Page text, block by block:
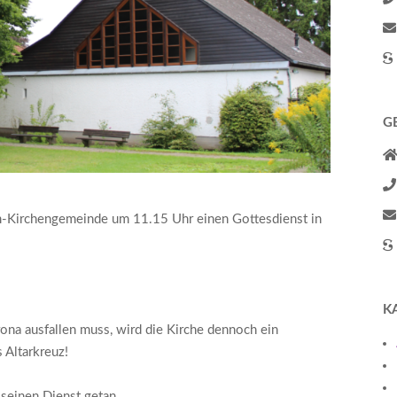
um 11.15 Uhr einen Gottesdienst in
ausfallen muss, wird die Kirche dennoch ein
Altarkreuz!